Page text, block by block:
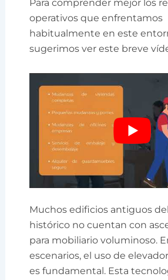
Para comprender mejor los
operativos que enfrentamos
habitualmente en este
sugerimos ver este breve
Muchos edificios antiguos
histórico no cuentan con
para mobiliario voluminoso.
escenarios, el uso de
es fundamental. Esta